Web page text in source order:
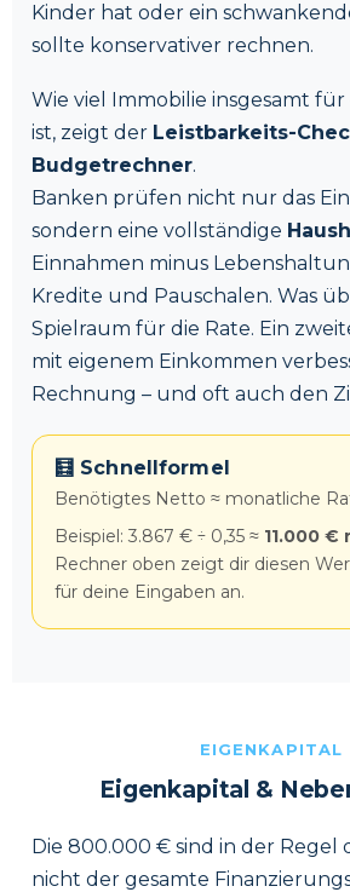
Kinder hat oder ein
sollte konservativer rechnen.
Wie viel Immobilie insgesamt für
ist, zeigt der Leistbarkeits-
Budgetrechner.
Banken prüfen nicht nur das
sondern eine vollständige
Einnahmen minus
Kredite und Pauschalen. Was
Spielraum für die Rate. Ein
mit eigenem Einkommen
Rechnung – und oft auch den
🧮 Schnellformel
Benötigtes Netto ≈ monatliche
Beispiel: 3.867 € ÷ 0,35 ≈ 11.000
Rechner oben zeigt dir diesen
für deine Eingaben an.
EIGENKAPITAL
Eigenkapital &
Die 800.000 € sind in der Regel
nicht der gesamte